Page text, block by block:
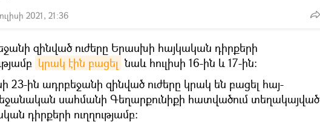
2021, 21:36
զինված ուժերը Երասխի հայկական դիրքերի
կրակ էին բացել նաև հուլիսի 16-ին և 17-ին։
23-ին ադրբեջանի զինված ուժերը կրակ են բացել հայ-
սահմանի Գեղարքունիքի հատվածում տեղակայված
դիրքերի ուղղությամբ։